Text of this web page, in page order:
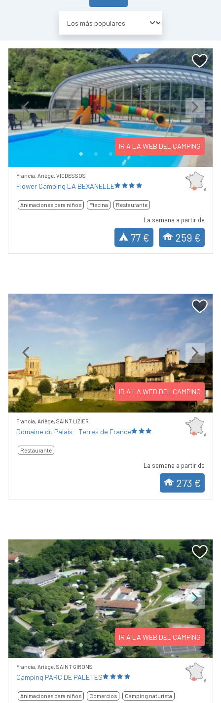
Previous Next
IR A LA WEB DEL CAMPING
Francia, Ariège, VICDESSOS
Flower Camping LA BEXANELLE
Animaciones para niños Piscina Restaurante
La semana a partir de
77 € 259 €
Previous Next
IR A LA WEB DEL CAMPING
Francia, Ariège, SAINT LIZIER
Domaine du Palais - Terres de France
Restaurante
La semana a partir de
273 €
Previous Next
IR A LA WEB DEL CAMPING
Francia, Ariège, SAINT GIRONS
Camping PARC DE PALETES
Animaciones para niños Comercios Camping naturista